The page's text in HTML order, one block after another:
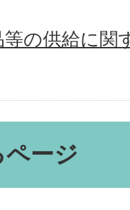
の供給に関
ージ